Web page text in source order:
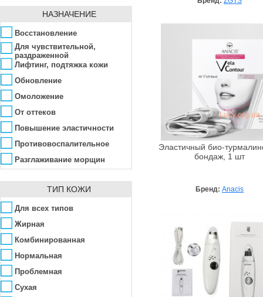
НАЗНАЧЕНИЕ
Восстановление
Для чувствительной,
раздраженной
Лифтинг, подтяжка кожи
Обновление
Омоложение
От оттеков
Повышение эластичности
Противовоспалительное
Разглаживание морщин
ТИП КОЖИ
Для всех типов
Жирная
Комбинированная
Нормальная
Проблемная
Сухая
Эластичный био-
бондаж, 1 шт
Бренд: Anacis